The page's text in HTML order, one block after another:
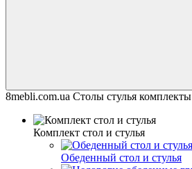
8mebli.com.ua Столы стулья комплекты
Комплект стол и стулья
Обеденный стол и стулья